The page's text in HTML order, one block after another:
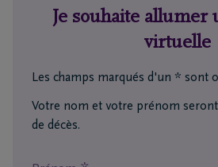
Contact
des
Je souhaite allumer
virtuelle
Les champs marqués d'un * sont
Votre nom et votre prénom seront
de décès.